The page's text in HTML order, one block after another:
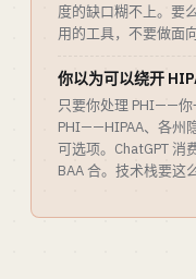
度的缺口糊不上。要
用的工具，不要做面
你以为可以绕开
只要你处理 PHI——你
PHI——HIPAA、各州
可选项。ChatGPT 消
BAA 合。技术栈要这